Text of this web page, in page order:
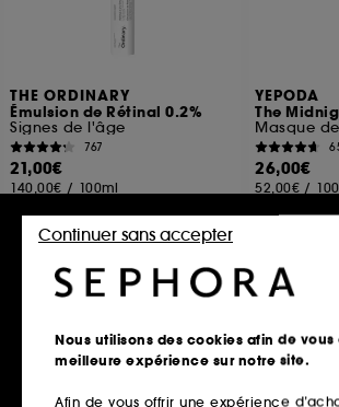
THE ORDINARY
Émulsion de Rétinal 0.2%
Signes de l'âge
767
21,00€
140,00€ / 100ml
Ajouter au panier
YEPODA
The
26,00€
52,00€ /
Routine
Nous utilisons des cookies afin de vous
meilleure expérience sur notre site.
Afin de vous offrir une expérience
Continuer sans accepter